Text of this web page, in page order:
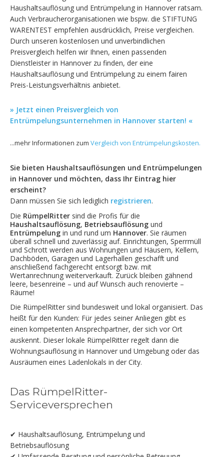
Haushaltsauflösung und Entrümpelung in Hannover ratsam.
Auch Verbraucherorganisationen wie bspw. die STIFTUNG
WARENTEST empfehlen ausdrücklich, Preise vergleichen.
Durch unseren kostenlosen und unverbindlichen
Preisvergleich helfen wir Ihnen, einen passenden
Dienstleister in Hannover zu finden, der eine
Haushaltsauflösung und Entrümpelung zu einem fairen
Preis-Leistungsverhältnis anbietet.
» Jetzt einen Preisvergleich von
Entrümpelungsunternehmen in Hannover starten! «
...mehr Informationen zum Vergleich von Entrümpelungskosten.
Sie bieten Haushaltsauflösungen und Entrümpelungen
in Hannover und möchten, dass Ihr Eintrag hier
erscheint?
Dann müssen Sie sich lediglich registrieren.
Die RümpelRitter sind die Profis für die
Haushaltsauflösung, Betriebsauflösung und
Entrümpelung in und rund um Hannover. Sie räumen
überall schnell und zuverlässig auf. Einrichtungen, Sperrmüll
und Schrott werden aus Wohnungen und Häusern, Kellern,
Dachböden, Garagen und Lagerhallen geschafft und
anschließend fachgerecht entsorgt bzw. mit
Wertanrechnung weiterverkauft. Zurück bleiben gähnend
leere, besenreine – und auf Wunsch auch renovierte –
Räume!
Die RümpelRitter sind bundesweit und lokal organisiert. Das
heißt für den Kunden: Für jedes seiner Anliegen gibt es
einen kompetenten Ansprechpartner, der sich vor Ort
auskennt. Dieser lokale RümpelRitter regelt dann die
Wohnungsauflösung in Hannover und Umgebung oder das
Ausräumen eines Ladenlokals in der City.
Das RümpelRitter-
Serviceversprechen
✔ Haushaltsauflösung, Entrümpelung und
Betriebsauflösung